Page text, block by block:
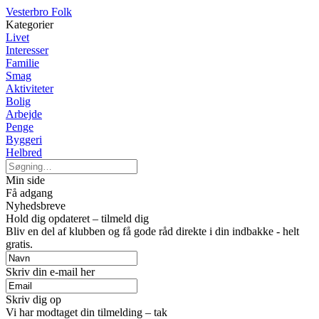
Vesterbro Folk
Kategorier
Livet
Interesser
Familie
Smag
Aktiviteter
Bolig
Arbejde
Penge
Byggeri
Helbred
Min side
Få adgang
Nyhedsbreve
Hold dig opdateret – tilmeld dig
Bliv en del af klubben og få gode råd direkte i din indbakke - helt
gratis.
Skriv din e-mail her
Skriv dig op
Vi har modtaget din tilmelding – tak